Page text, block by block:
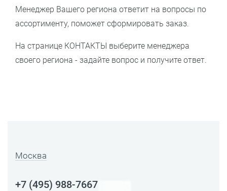
Менеджер Вашего региона ответит на вопросы по
ассортименту, поможет сформировать заказ.
На странице КОНТАКТЫ выберите менеджера
своего региона - задайте вопрос и получите ответ.
Москва
+7 (495) 988-7667